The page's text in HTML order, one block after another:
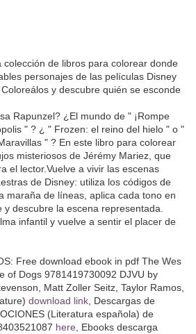
colección de libros para colorear donde
personajes de las películas Disney
y descubre quién se esconde
Rapunzel? ¿El mundo de " ¡Rompe
" ? ¿ " Frozen: el reino del hielo " o "
" ? En este libro para colorear
misteriosos de Jérémy Mariez, que
el lector.Vuelve a vivir las escenas
de Disney: utiliza los códigos de
maraña de líneas, aplica cada tono en
y descubre la escena representada.
infantil y vuelve a sentir el placer de
Free download ebook in pdf The Wes
of Dogs 9781419730092 DJVU by
Matt Zoller Seitz, Taylor Ramos,
download link, Descargas de
(Literatura española) de
here, Ebooks descarga